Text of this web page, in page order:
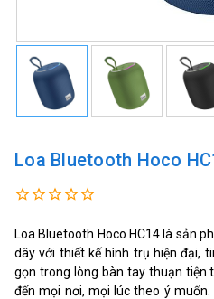
Loa Bluetooth Hoco
Loa Bluetooth Hoco HC14 là sản
dây với thiết kế hình trụ hiện đại,
gọn trong lòng bàn tay thuạn tiện
đến mọi nơi, mọi lúc theo ý